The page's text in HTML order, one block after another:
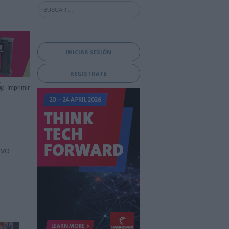
Imprimir
INICIAR SESIÓN
REGÍSTRATE